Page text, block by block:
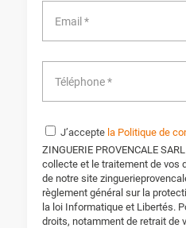
J’accepte la Politique de
ZINGUERIE PROVENCALE
collecte et le traitement de vos
de notre site
règlement général sur la
la loi Informatique et Libertés.
droits, notamment de retrait de